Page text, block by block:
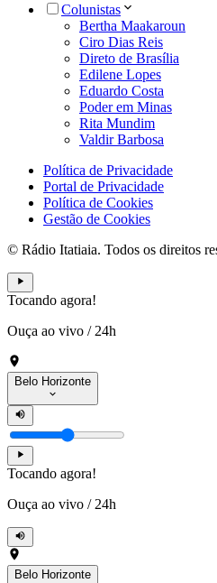
Colunistas
Bertha Maakaroun
Ciro Dias Reis
Direto de Brasília
Edilene Lopes
Eduardo Costa
Poder em Minas
Rita Mundim
Valdir Barbosa
Política de Privacidade
Portal de Privacidade
Política de Cookies
Gestão de Cookies
© Rádio Itatiaia. Todos os direitos
Tocando agora!
Ouça ao vivo / 24h
Belo Horizonte
Tocando agora!
Ouça ao vivo / 24h
Belo Horizonte